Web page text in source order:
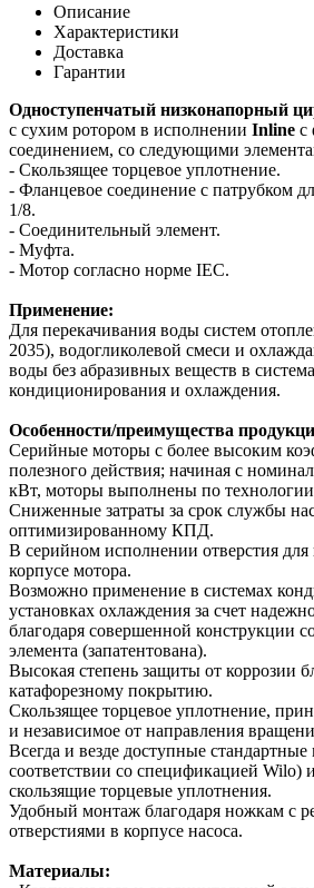
Описание
Характеристики
Доставка
Гарантии
Одноступенчатый низконапорный
с сухим ротором в исполнении Inline с
соединением, со следующими
- Скользящее торцевое уплотнение.
- Фланцевое соединение с патрубком
1/8.
- Соединительный элемент.
- Муфта.
- Мотор согласно норме IEC.
Применение:
Для перекачивания воды систем
2035), водогликолевой смеси и
воды без абразивных веществ в
кондиционирования и охлаждения.
Особенности/преимущества
Серийные моторы с более высоким
полезного действия; начиная с
кВт, моторы выполнены по
Сниженные затраты за срок службы
оптимизированному КПД.
В серийном исполнении отверстия для
корпусе мотора.
Возможно применение в системах
установках охлаждения за счет
благодаря совершенной конструкции
элемента (запатентована).
Высокая степень защиты от коррозии
катафорезному покрытию.
Скользящее торцевое уплотнение,
и независимое от направления
Всегда и везде доступные
соответствии со спецификацией Wilo)
скользящие торцевые уплотнения.
Удобный монтаж благодаря ножкам с
отверстиями в корпусе насоса.
Материалы: